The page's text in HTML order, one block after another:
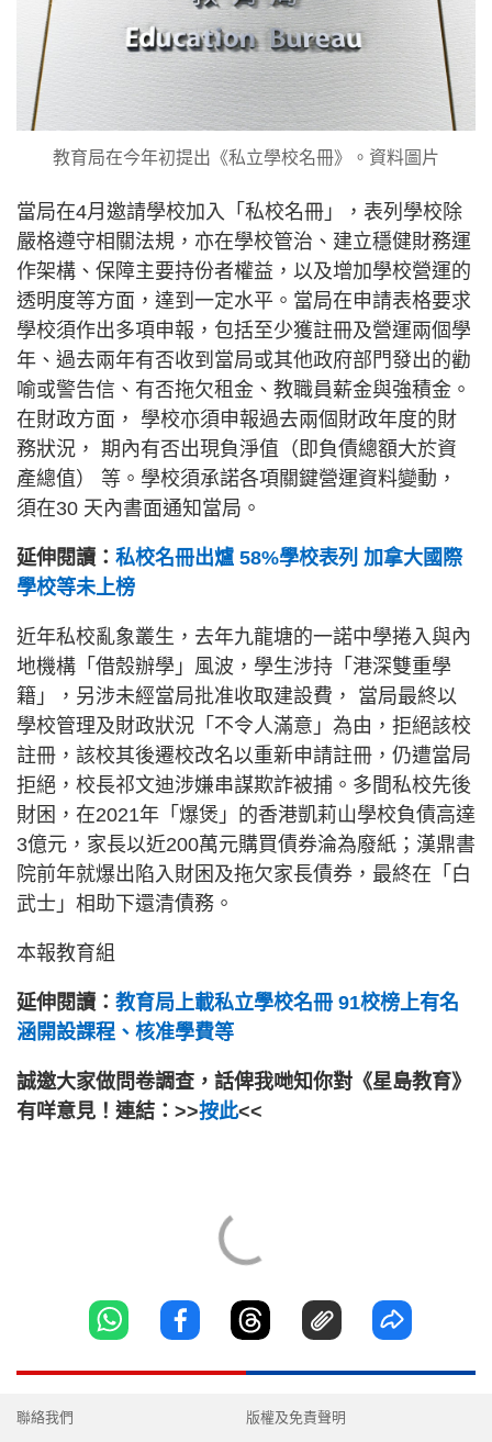
教育局在今年初提出《私立學校名冊》。資料圖片
當局在4月邀請學校加入「私校名冊」，表列學校除
嚴格遵守相關法規，亦在學校管治、建立穩健財務運
作架構、保障主要持份者權益，以及增加學校營運的
透明度等方面，達到一定水平。當局在申請表格要求
學校須作出多項申報，包括至少獲註冊及營運兩個學
年、過去兩年有否收到當局或其他政府部門發出的勸
喻或警告信、有否拖欠租金、教職員薪金與強積金。
在財政方面， 學校亦須申報過去兩個財政年度的財
務狀況， 期內有否出現負淨值（即負債總額大於資
產總值） 等。學校須承諾各項關鍵營運資料變動，
須在30 天內書面通知當局。
延伸閱讀： 私校名冊出爐 58%學校表列 加拿大國際
學校等未上榜
近年私校亂象叢生，去年九龍塘的一諾中學捲入與內
地機構「借殼辦學」風波，學生涉持「港深雙重學
籍」，另涉未經當局批准收取建設費， 當局最終以
學校管理及財政狀況「不令人滿意」為由，拒絕該校
註冊，該校其後遷校改名以重新申請註冊，仍遭當局
拒絕，校長祁文迪涉嫌串謀欺詐被捕。多間私校先後
財困，在2021年「爆煲」的香港凱莉山學校負債高達
3億元，家長以近200萬元購買債券淪為廢紙；漢鼎書
院前年就爆出陷入財困及拖欠家長債券，最終在「白
武士」相助下還清債務。
本報教育組
延伸閱讀： 教育局上載私立學校名冊 91校榜上有名
涵開設課程、核准學費等
誠邀大家做問卷調查，話俾我哋知你對《星島教育》
有咩意見！連結：>>按此<<
聯絡我們 版權及免責聲明